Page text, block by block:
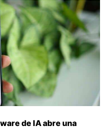
de IA abre una